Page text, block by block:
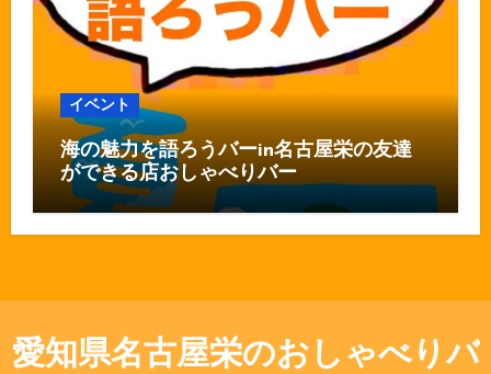
イベント
海の魅力を語ろうバーin名古屋栄の友達
ができる店おしゃべりバー
愛知県名古屋栄のおしゃべりバ